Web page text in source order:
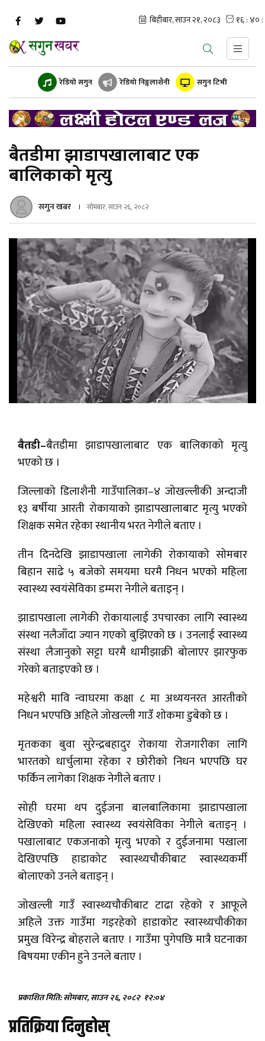
रेडियो सगुन रेडियो निङ्गलाशैनी सगुन टिभी
बैतडीमा झाडापखालाबाट एक
बालिकाको मृत्यु
सगुन खबर सोमबार, साउन २६, २०८२
बैतडी–बैतडीमा झाडापखालाबाट एक बालिकाको मृत्यु
भएको छ ।
जिल्लाको डिलाशैनी गाउँपालिका–४ जोखल्लीकी अन्दाजी
१३ बर्षीया आरती रोकायाको झाडापखालाबाट मृत्यु भएको
शिक्षक समेत रहेका स्थानीय भरत नेगीले बताए ।
तीन दिनदेखि झाडापखाला लागेकी रोकायाको सोमबार
बिहान साढे ५ बजेको समयमा घरमै निधन भएको महिला
स्वास्थ्य स्वयंसेविका डम्मरा नेगीले बताइन् ।
झाडापखाला लागेकी रोकायालाई उपचारका लागि स्वास्थ्य
संस्था नलैजाँदा ज्यान गएको बुझिएको छ । उनलाई स्वास्थ्य
संस्था लैजानुको सट्टा घरमै धामीझाक्री बोलाएर झारफुक
गरेको बताइएको छ ।
महेश्वरी मावि न्वाघरमा कक्षा ८ मा अध्ययनरत आरतीको
निधन भएपछि अहिले जोखल्ली गाउँ शोकमा डुबेको छ ।
मृतकका बुवा सुरेन्द्रबहादुर रोकाया रोजगारीका लागि
भारतको धार्चुलामा रहेका र छोरीको निधन भएपछि घर
फर्किन लागेका शिक्षक नेगीले बताए ।
सोही घरमा थप दुईजना बालबालिकामा झाडापखाला
देखिएको महिला स्वास्थ्य स्वयंसेविका नेगीले बताइन् ।
पखालाबाट एकजनाको मृत्यु भएको र दुईजनामा पखाला
देखिएपछि हाडाकोट स्वास्थ्यचौकीबाट स्वास्थ्यकर्मी
बोलाएको उनले बताइन् ।
जोखल्ली गाउँ स्वास्थ्यचौकीबाट टाढा रहेको र आफूले
अहिले उक्त गाउँमा गइरहेको हाडाकोट स्वास्थ्यचौकीका
प्रमुख विरेन्द्र बोहराले बताए । गाउँमा पुगेपछि मात्रै घटनाका
बिषयमा एकीन हुने उनले बताए ।
प्रकाशित मिति: सोमबार, साउन २६, २०८२ १२:०४
प्रतिक्रिया दिनुहोस्